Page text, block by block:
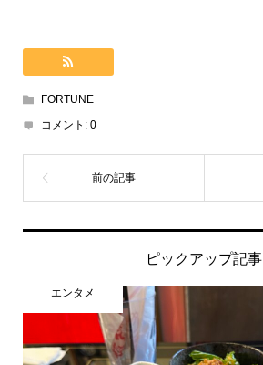
FORTUNE
コメント: 0
ピックアップ記事
エンタメ